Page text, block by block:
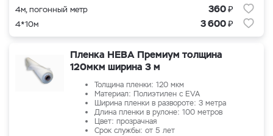
4м, погонный метр 360₽
4*10м 3 600₽
Пленка НЕВА Премиум толщина
120мкм ширина 3 м
Толщина пленки: 120 мкм
Материал: Полиэтилен с EVA
Ширина пленки в развороте: 3 метра
Длина пленки в рулоне: 100 метров
Цвет: прозрачная
Срок службы: от 5 лет